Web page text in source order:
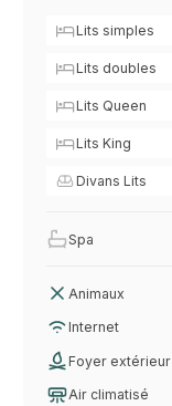
Lits simples
Lits doubles
Lits Queen
Lits King
Divans Lits
Spa
Animaux
Internet
Foyer extérieur
Air climatisé